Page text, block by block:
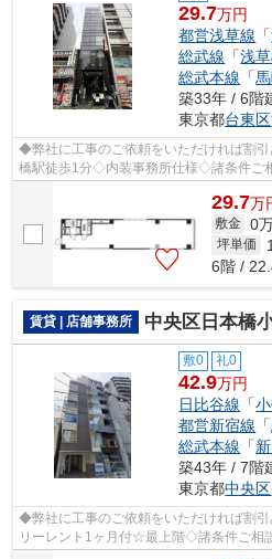
29.7万円
都営浅草線 「
総武線 「浅
総武本線 「
築33年 / 6階
東京都台東区
◆弊社に工事のご依頼をいただければ割
橋駅徒歩1分◇内装事務所仕様◇諸条件ご
物件のご提案が可能です◇お気軽にお問い
29.7万
敷金 0
坪単価
6階 /
賃貸 | 店舗事務所 中央区日本橋小
敷0 礼0
42.9万円
日比谷線 「
都営新宿線 「
総武本線 「
築43年 / 7階
東京都中央区
◆弊社に工事のご依頼をいただければ割
リーレント1ヶ月付☆最上階◇諸条件ご相